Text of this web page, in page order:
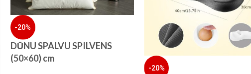
-20%
DŪNU SPALVU SPILVENS
(50×60) cm
-20%